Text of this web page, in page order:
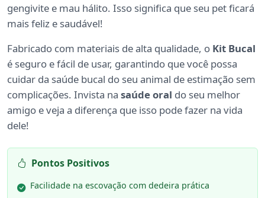
gengivite e mau hálito. Isso significa que seu pet ficará
mais feliz e saudável!
Fabricado com materiais de alta qualidade, o Kit Bucal
é seguro e fácil de usar, garantindo que você possa
cuidar da saúde bucal do seu animal de estimação sem
complicações. Invista na saúde oral do seu melhor
amigo e veja a diferença que isso pode fazer na vida
dele!
Pontos Positivos
Facilidade na escovação com dedeira prática